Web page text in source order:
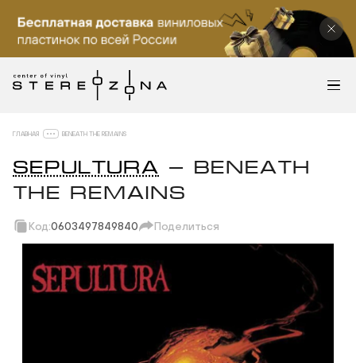
ГЛАВНАЯ BENEATH THE REMAINS
SEPULTURA — BENEATH
THE REMAINS
Код:0603497849840 Поделиться
Вотсап
Телеграм
Одноклассники